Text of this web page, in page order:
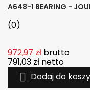
A648-1 BEARING -
(0)
972,97 zł brutto
791,03 zł netto
 Dodaj do